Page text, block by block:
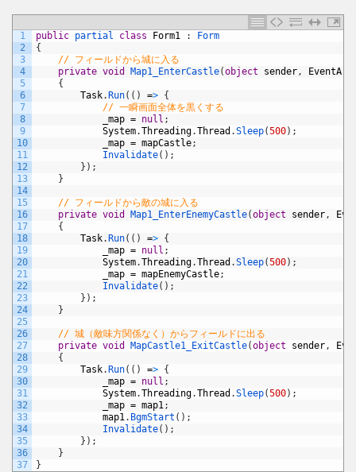
1
2
3
4
5
6
7
8
9
10
11
12
13
14
15
16
17
18
19
20
21
22
23
24
25
26
27
28
29
30
31
32
33
34
35
36
37
public partial class Form1 :
Form
{
// フィールドから城に入る
private void Map1_EnterCastle(object sender,
{
Task. Run( ( ) => {
// 一瞬画面全体を黒くする
_map = null ;
System.Threading.Thread .Sleep(500) ;
_map = mapCastle;
Invalidate( ) ;
} ) ;
}
// フィールドから敵の城に入る
private void Map1_EnterEnemyCastle(object sender,
{
Task. Run( ( ) => {
_map = null ;
System.Threading.Thread .Sleep(500) ;
_map = mapEnemyCastle;
Invalidate( ) ;
} ) ;
}
// 城（敵味方関係なく）からフィールドに出る
private void MapCastle1_ExitCastle(object sender,
{
Task. Run( ( ) => {
_map = null ;
System.Threading.Thread .Sleep(500) ;
_map = map1;
map1. BgmStart ( ) ;
Invalidate( ) ;
} ) ;
}
}